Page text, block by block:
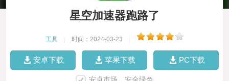
星空加速器跑路了
工具 时间：2024-03-23
安卓下载 苹果下载 PC下载
安卓市场，安全绿色